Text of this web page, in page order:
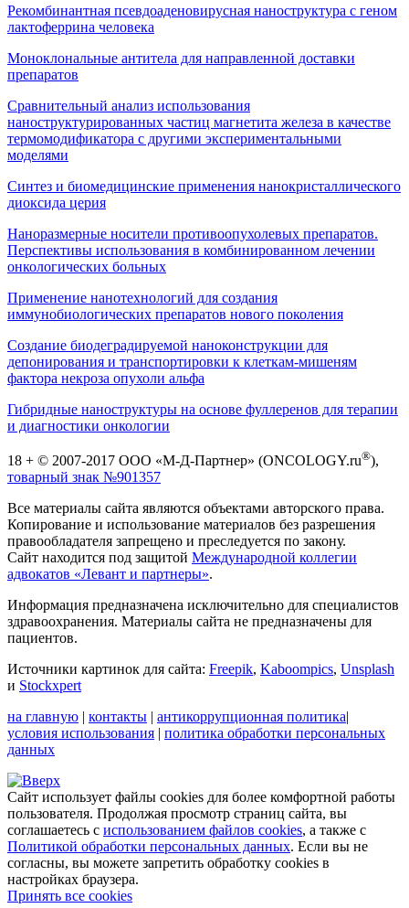
Рекомбинантная псевдоаденовирусная наноструктура с геном
лактоферрина человека
Моноклональные антитела для направленной доставки
препаратов
Сравнительный анализ использования
наноструктурированных частиц магнетита железа в качестве
термомодификатора с другими экспериментальными
моделями
Синтез и биомедицинские применения нанокристаллического
диоксида церия
Наноразмерные носители противоопухолевых препаратов.
Перспективы использования в комбинированном лечении
онкологических больных
Применение нанотехнологий для создания
иммунобиологических препаратов нового поколения
Создание биодеградируемой наноконструкции для
депонирования и транспортировки к клеткам-мишеням
фактора некроза опухоли альфа
Гибридные наноструктуры на основе фуллеренов для терапии
и диагностики онкологии
18 + © 2007-2017 ООО «М-Д-Партнер» (ONCOLOGY.ru®),
товарный знак №901357
Все материалы сайта являются объектами авторского права.
Копирование и использование материалов без разрешения
правообладателя запрещено и преследуется по закону.
Сайт находится под защитой Международной коллегии
адвокатов «Левант и партнеры».
Информация предназначена исключительно для специалистов
здравоохранения. Материалы сайта не предназначены для
пациентов.
Источники картинок для сайта: Freepik, Kaboompics, Unsplash
и Stockxpert
на главную | контакты | антикоррупционная политика|
условия использования | политика обработки персональных
данных
Сайт использует файлы cookies для более комфортной работы
пользователя. Продолжая просмотр страниц сайта, вы
соглашаетесь с использованием файлов cookies, а также с
Политикой обработки персональных данных. Если вы не
согласны, вы можете запретить обработку cookies в
настройках браузера.
Принять все cookies